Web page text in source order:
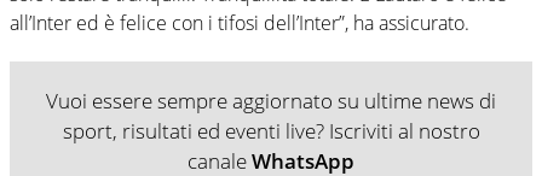
all’Inter ed è felice con i tifosi dell’Inter”, ha assicurato.
Vuoi essere sempre aggiornato su ultime news di
sport, risultati ed eventi live? Iscriviti al nostro
canaleWhatsApp